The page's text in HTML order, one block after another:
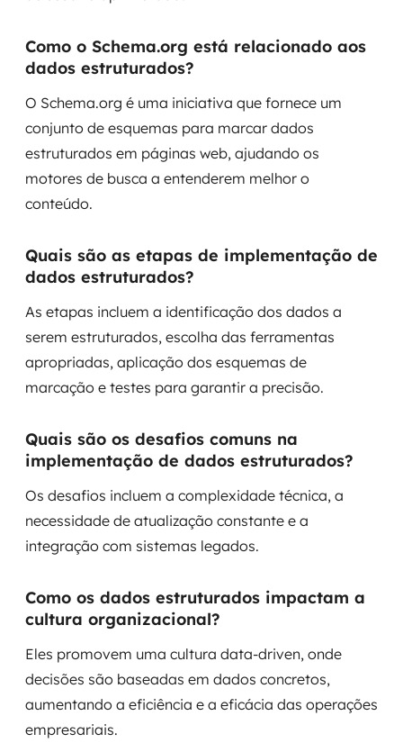
Como o Schema.org está relacionado aos
dados estruturados?
O Schema.org é uma iniciativa que fornece um
conjunto de esquemas para marcar dados
estruturados em páginas web, ajudando os
motores de busca a entenderem melhor o
conteúdo.
Quais são as etapas de implementação de
dados estruturados?
As etapas incluem a identificação dos dados a
serem estruturados, escolha das ferramentas
apropriadas, aplicação dos esquemas de
marcação e testes para garantir a precisão.
Quais são os desafios comuns na
implementação de dados estruturados?
Os desafios incluem a complexidade técnica, a
necessidade de atualização constante e a
integração com sistemas legados.
Como os dados estruturados impactam a
cultura organizacional?
Eles promovem uma cultura data-driven, onde
decisões são baseadas em dados concretos,
aumentando a eficiência e a eficácia das operações
empresariais.